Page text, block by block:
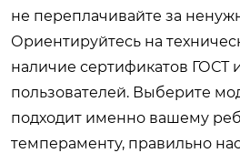
не переплачивайте за
Ориентируйтесь на
наличие сертификатов ГОСТ
пользователей. Выберите
подходит именно вашему
темпераменту, правильно